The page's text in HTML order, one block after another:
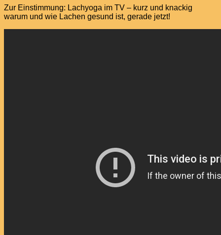
Zur Einstimmung: Lachyoga im TV – kurz und knackig
warum und wie Lachen gesund ist, gerade jetzt!